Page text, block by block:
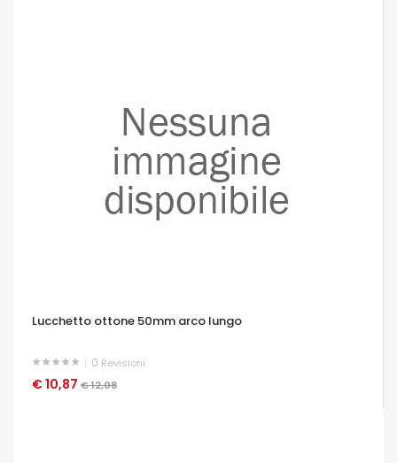
Lucchetto ottone 50mm arco lungo
0 Revisioni
€ 10,87 € 12,08
OCCHIATA VELOCE